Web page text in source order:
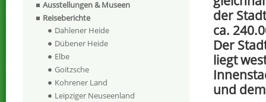
der
ca.
Der
liegt
und
Ausstellungen & Museen
Reiseberichte
Dahlener Heide
Dübener Heide
Elbe
Goitzsche
Kohrener Land
Leipziger Neuseenland